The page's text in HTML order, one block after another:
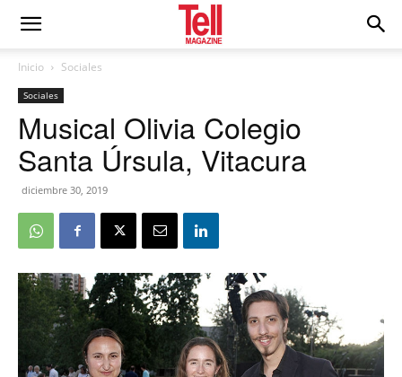
Inicio Sociales
Sociales
Musical Olivia Colegio
Santa Úrsula, Vitacura
diciembre 30, 2019